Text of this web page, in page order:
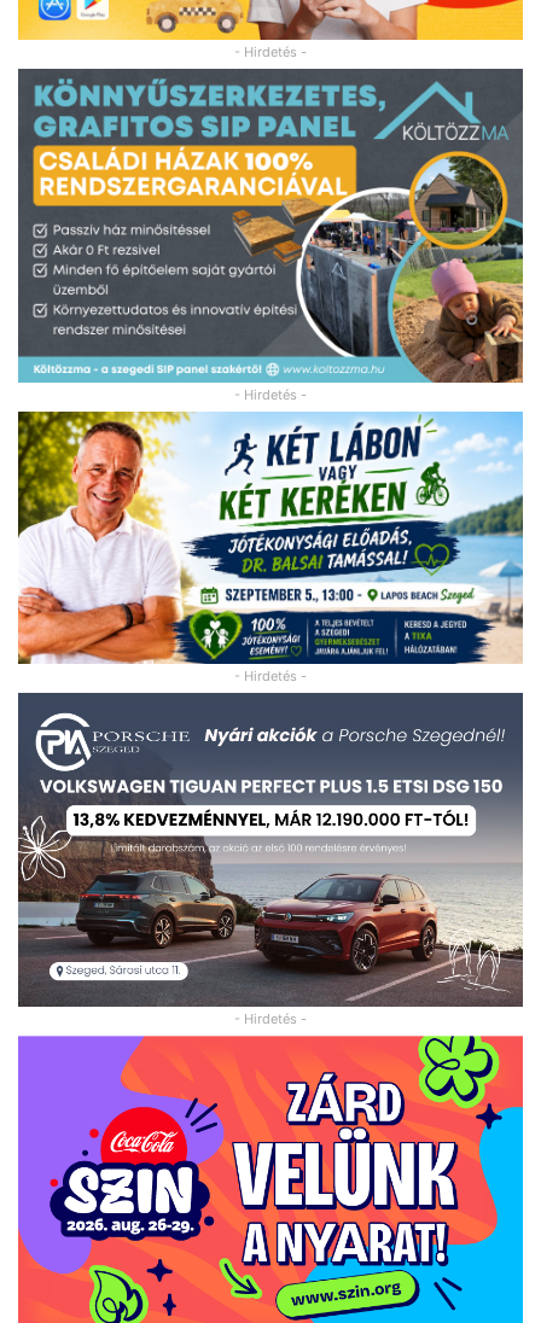
- Hirdetés -
- Hirdetés -
- Hirdetés -
- Hirdetés -